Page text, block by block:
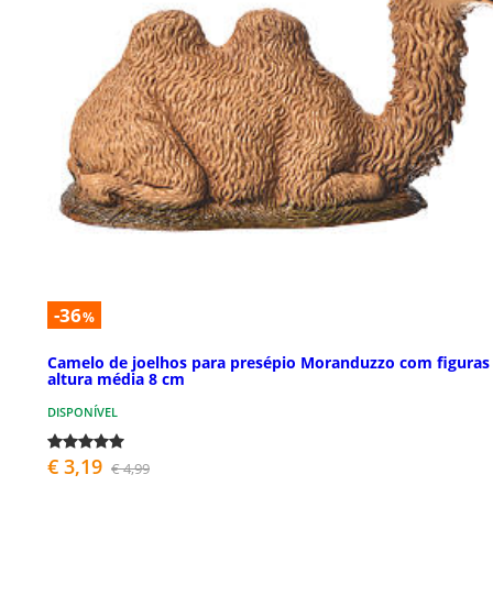
-36%
Camelo de joelhos para presépio Moranduzzo com figuras
altura média 8 cm
DISPONÍVEL
€ 3,19 € 4,99